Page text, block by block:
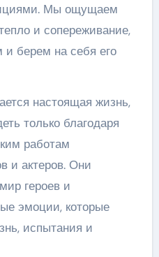
Мы ощущаем
и сопереживание,
и берем на себя его
настоящая жизнь,
только благодаря
работам
и актеров. Они
героев и
эмоции, которые
испытания и